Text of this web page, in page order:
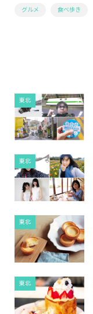
グルメ 食べ歩き
東北
東北
東北
東北